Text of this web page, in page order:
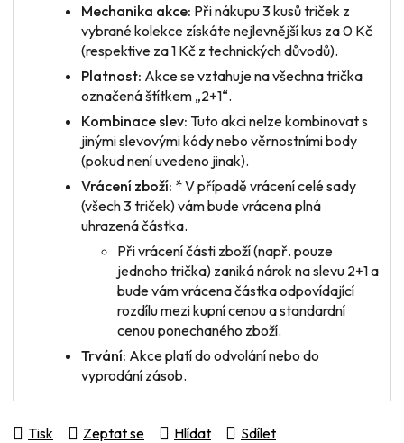
Mechanika akce: Při nákupu 3 kusů triček z
vybrané kolekce získáte nejlevnější kus za 0 Kč
(respektive za 1 Kč z technických důvodů).
Platnost: Akce se vztahuje na všechna trička
označená štítkem „2+1“.
Kombinace slev: Tuto akci nelze kombinovat s
jinými slevovými kódy nebo věrnostními body
(pokud není uvedeno jinak).
Vrácení zboží: * V případě vrácenícelé sady
(všech 3 triček) vám bude vrácena plná
uhrazená částka.
Při vráceníčásti zboží(např. pouze
jednoho trička) zaniká nárok na slevu 2+1 a
bude vám vrácena částka odpovídající
rozdílu mezi kupní cenou a standardní
cenou ponechaného zboží.
Trvání: Akce platí do odvolání nebo do
vyprodání zásob.
Tisk Zeptat se Hlídat Sdílet